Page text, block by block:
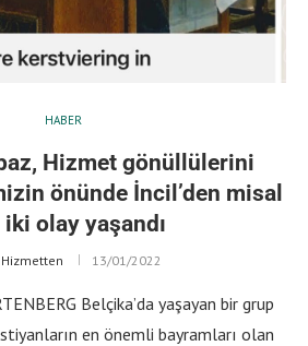
HABER
Hizmet gönüllülerini
önünde İncil’den misal
olay yaşandı
Hizmetten 13/01/2022
Belçika’da yaşayan bir grup
en önemli bayramları olan